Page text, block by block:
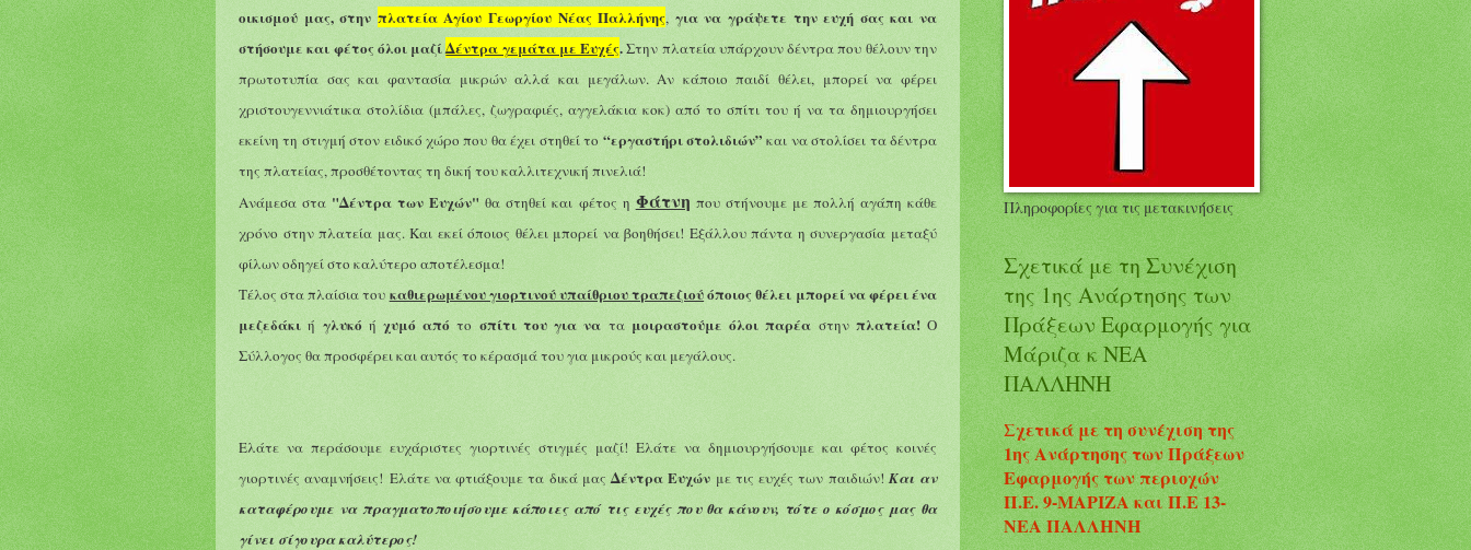
οικισμού μας, στην πλατεία Αγίου Γεωργίου Νέας Παλλήνης, για να γράψετε την ευχή σας και να
στήσουμε και φέτος όλοι μαζίΔέντρα γεμάτα με Ευχές.Στην πλατεία υπάρχουν δέντρα που θέλουν την
πρωτοτυπία σας και φαντασία μικρών αλλά και μεγάλων. Αν κάποιο παιδί θέλει, μπορεί να φέρει
χριστουγεννιάτικα στολίδια (μπάλες, ζωγραφιές, αγγελάκια κοκ) από το σπίτι του ή να τα δημιουργήσει
εκείνη τη στιγμή στον ειδικό χώρο που θα έχει στηθεί το “εργαστήρι στολιδιών” και να στολίσει τα δέντρα
της πλατείας, προσθέτοντας τη δική του καλλιτεχνική πινελιά!
Ανάμεσα στα "Δέντρα τωνΕυχών" θα στηθεί και φέτος η Φάτνη που στήνουμε με πολλή αγάπη κάθε
χρόνο στην πλατεία μας. Και εκεί όποιος θέλει μπορεί να βοηθήσει! Εξάλλου πάντα η συνεργασία μεταξύ
φίλων οδηγεί στο καλύτερο αποτέλεσμα!
Τέλοςστα πλαίσια του καθιερωμένου γιορτινού υπαίθριου τραπεζιούόποιος θέλει μπορεί να φέρει ένα
μεζεδάκιή γλυκό ή χυμό απότο σπίτι του για να τα μοιραστούμε όλοι παρέα στην πλατεία!Ο
Σύλλογος θα προσφέρει και αυτός το κέρασμά του για μικρούς και μεγάλους.
Ελάτε να περάσουμε ευχάριστες γιορτινές στιγμές μαζί! Ελάτε να δημιουργήσουμε και φέτος κοινές
γιορτινές αναμνήσεις! Ελάτε ναφτιάξουμε τα δικάμαςΔέντρα Ευχών με τις ευχές των παιδιών! Και αν
καταφέρουμε να πραγματοποιήσουμεκάποιεςαπό τις ευχές που θα κάνουν, τότε ο κόσμος μας θα
γίνει σίγουρακαλύτερος!
Πληροφορίες για τις μετακινήσεις
Σχετικά με τη Συνέχιση
της 1ης Ανάρτησης των
Πράξεων Εφαρμογής για
Μάριζα κ ΝΕΑ
ΠΑΛΛΗΝΗ
Σχετικά με τη συνέχιση της
1ης Ανάρτησης των Πράξεων
Εφαρμογής των περιοχών
Π.Ε. 9-ΜΑΡΙΖΑ και Π.Ε 13-
ΝΕΑ ΠΑΛΛΗΝΗ